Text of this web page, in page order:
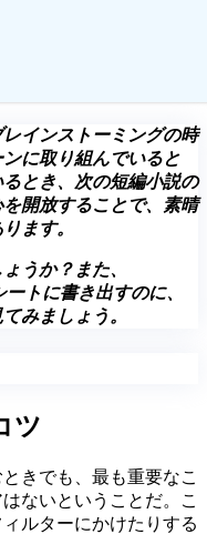
インストーミングの時
に取り組んでいると
とき、次の短編小説の
開放することで、素晴
ます。
うか？また、
トに書き出すのに、
みましょう。
ツ
きでも、最も重要なこ
ないということだ。こ
ルターにかけたりする